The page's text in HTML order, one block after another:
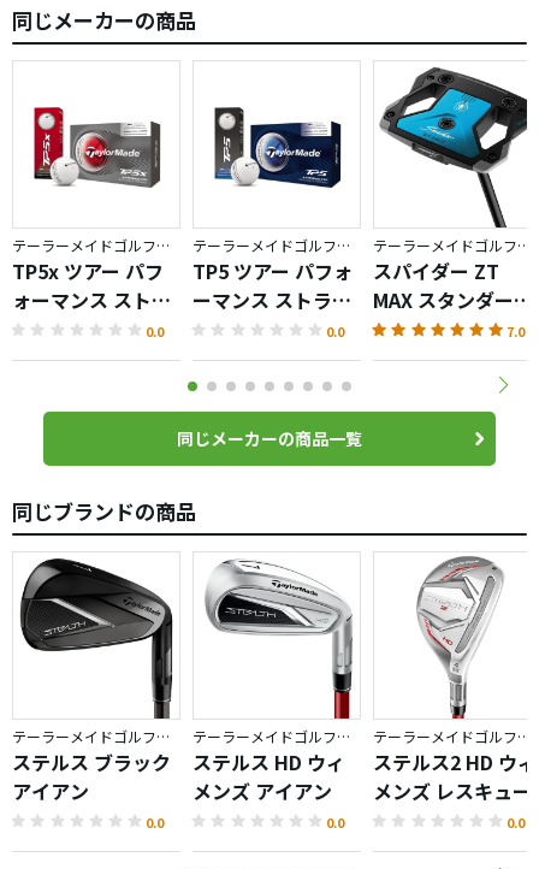
同じメーカーの商品
テーラーメイドゴルフ／TP5
TP5x ツアー パフ
ォーマンス ストラ
イプ ボール
0.0
テーラーメイドゴルフ／TP5
TP5 ツアー パフォ
ーマンス ストライ
プ ボール
0.0
テーラーメイドゴルフ／Spider ZT
スパイダー ZT
MAX スタンダード
パター
7.0
同じメーカーの商品一覧
同じブランドの商品
テーラーメイドゴルフ／STEALTH
ステルス ブラック
アイアン
0.0
テーラーメイドゴルフ／STEALTH
ステルス HD ウィ
メンズ アイアン
0.0
テーラーメイドゴルフ／STEALTH
ステルス2 HD ウィ
メンズ レスキュー
0.0